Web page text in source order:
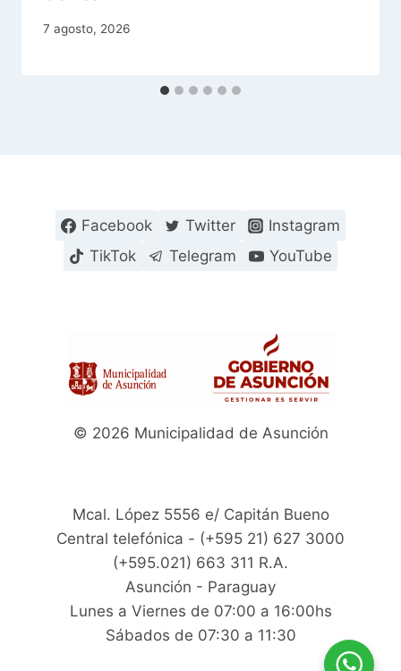
7 agosto, 2026
Facebook Twitter
Instagram
TikTok
Telegram YouTube
© 2026 Municipalidad de Asunción
Mcal. López 5556 e/ Capitán Bueno
Central telefónica - (+595 21) 627 3000
(+595.021) 663 311 R.A.
Asunción - Paraguay
Lunes a Viernes de 07:00 a 16:00hs
Sábados de 07:30 a 11:30